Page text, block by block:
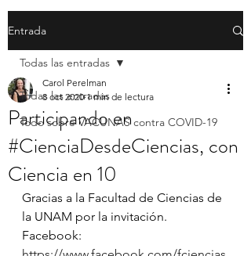
Entrada
Todas las entradas
Todo sobre VACUNAS contra COVID-19
Todas las entradas
Participando en
#CienciaDesdeCiencias, con
Ciencia en 10
Carol Perelman
8 oct 2020 1 min de lectura
Gracias a la Facultad de Ciencias de
la UNAM por la invitación.
Facebook: